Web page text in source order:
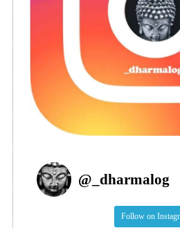
@ _dharmalog
Follow on